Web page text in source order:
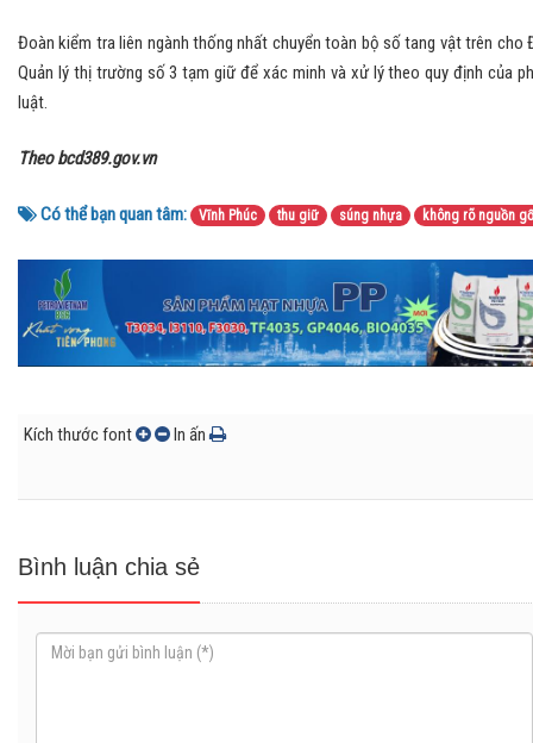
Đoàn kiểm tra liên ngành thống nhất chuyển toàn bộ số tang vật trên cho
Quản lý thị trường số 3 tạm giữ để xác minh và xử lý theo quy định của
luật.
Theo bcd389.gov.vn
Có thể bạn quan tâm: Vĩnh Phúc thu giữ súng nhựa không rõ nguồn
Kích thước font In ấn
Bình luận chia sẻ